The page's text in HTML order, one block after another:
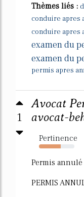
Thèmes liés :
conduire apres
conduire apres
examen du
examen du
permis apres
1
Avocat
avocat-
Pertinence
62%
Permis annulé
PERMIS